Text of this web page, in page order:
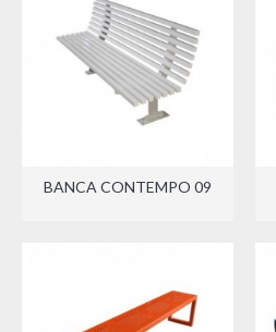
BANCA CONTEMPO 09